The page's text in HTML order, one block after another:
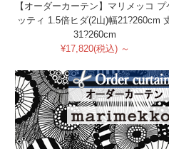
【オーダーカーテン】マリメッコ プ
ッティ 1.5倍ヒダ(2山)幅21?260cm
31?260cm
¥17,820(税込) ～